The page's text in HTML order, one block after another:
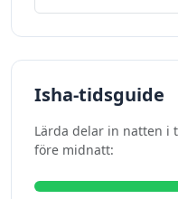
Isha-tidsguide
Lärda delar in natten i
före midnatt: